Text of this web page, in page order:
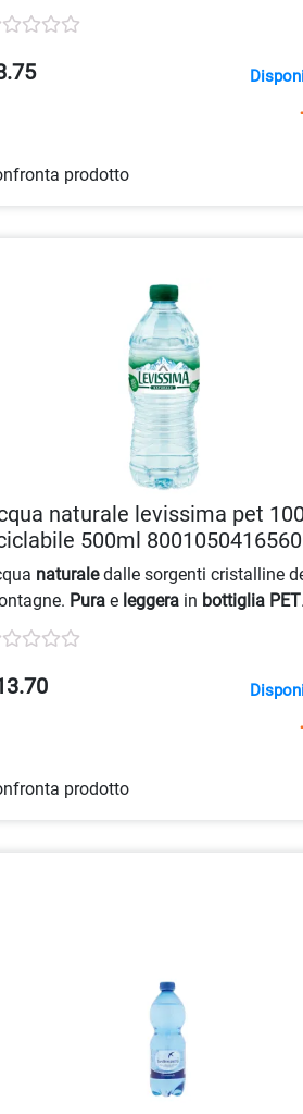
per ogni occasione.
prodotto
naturale levissima pet
500ml 8001050416560
naturaledalle sorgenti cristalline
Pura e leggera in bottiglia PET
da 500 ml, comoda e
per ilCatering
prodotto